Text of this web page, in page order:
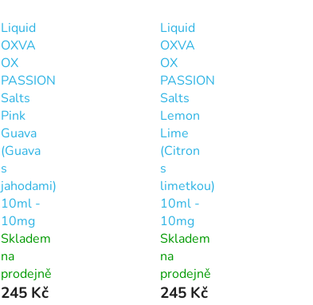
Liquid
OXVA
OX
PASSION
Salts
Pink
Guava
(Guava
s
jahodami)
10ml -
10mg
Skladem
na
prodejně
245 Kč
Liquid
OXVA
OX
PASSION
Salts
Lemon
Lime
(Citron
s
limetkou)
10ml -
10mg
Skladem
na
prodejně
245 Kč